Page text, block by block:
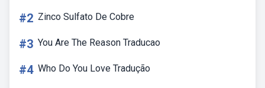
#2 Zinco Sulfato De Cobre
#3 You Are The Reason Traducao
#4 Who Do You Love Tradução